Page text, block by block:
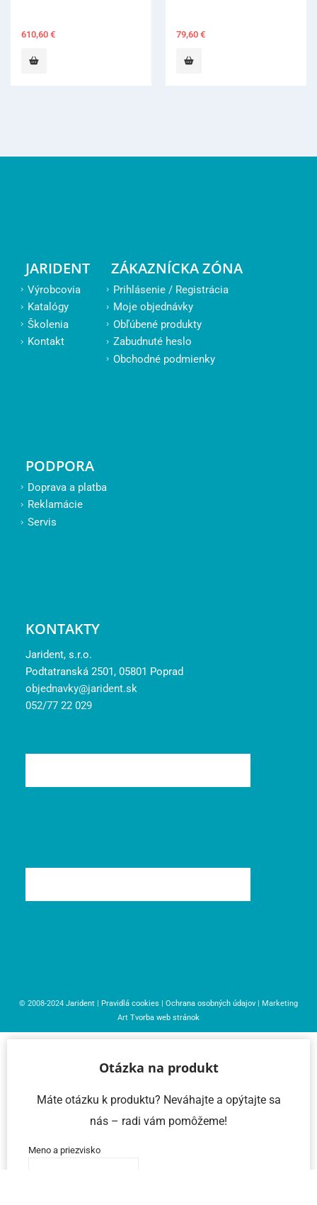
79,60€
JARIDENT
Výrobcovia
Katalógy
Školenia
Kontakt
ZÁKAZNÍCKA ZÓNA
Prihlásenie / Registrácia
Moje objednávky
Obľúbené produkty
Zabudnuté heslo
Obchodné podmienky
PODPORA
Doprava a platba
Reklamácie
Servis
KONTAKTY
Jarident, s.r.o.
Podtatranská 2501, 05801 Poprad
objednavky@jarident.sk
052/77 22 029
© 2008-2024 Jarident | Pravidlá cookies | Ochrana osobných údajov | Marketing
Art Tvorba web stránok
Otázka na produkt
Máte otázku k produktu? Neváhajte a opýtajte sa
nás – radi vám pomôžeme!
Meno a priezvisko